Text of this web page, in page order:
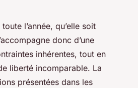
l’année, qu’elle soit
donc d’une
inhérentes, tout en
liberté incomparable. La
présentées dans les